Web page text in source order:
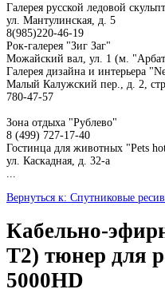
Галерея русской ледовой
ул. Мантулинская, д. 5
8(985)220-46-19
Рок-галерея "Зиг Заг"
Можайский вал, ул. 1 (м.
Галерея дизайна и интерьера
Малый Калужский пер., д. 2,
780-47-57
Зона отдыха "Рублево"
8 (499) 727-17-40
Гостинца для животных "Рets
ул. Каскадная, д. 32-а
Вернуться к: Спутниковые
Кабельно-
T2) тюнер для
5000HD